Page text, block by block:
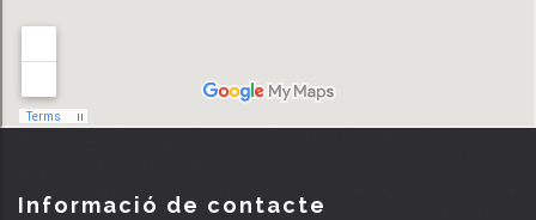
Informació de contacte